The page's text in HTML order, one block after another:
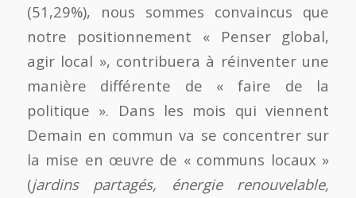
(51,29%), nous sommes convaincus que
notre positionnement « Penser global,
agir local », contribuera à réinventer une
manière différente de « faire de la
politique ». Dans les mois qui viennent
Demain en commun va se concentrer sur
la mise en œuvre de « communs locaux »
(jardins
partagés, énergie renouvelable,